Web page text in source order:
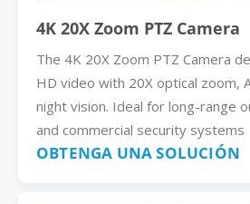
4K 20X Zoom PTZ Camera
The 4K 20X Zoom PTZ Camera
HD video with 20X optical zoom,
night vision. Ideal for long-range
and commercial security systems
OBTENGA UNA SOLUCIÓN